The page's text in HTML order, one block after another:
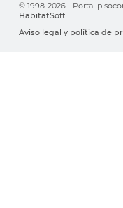
© 1998-2026 - Portal
HabitatSoft
Aviso legal y política de